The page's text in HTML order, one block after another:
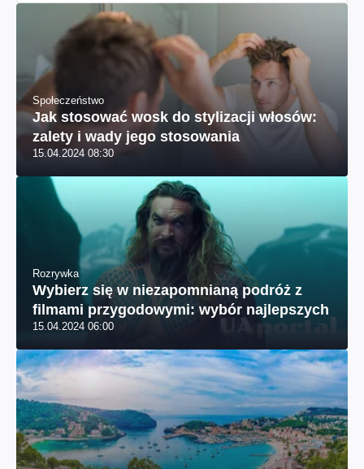
Społeczeństwo
Jak stosować wosk do stylizacji włosów:
zalety i wady jego stosowania
15.04.2024 08:30
Rozrywka
Wybierz się w niezapomnianą podróż z
filmami przygodowymi: wybór najlepszych
15.04.2024 06:00